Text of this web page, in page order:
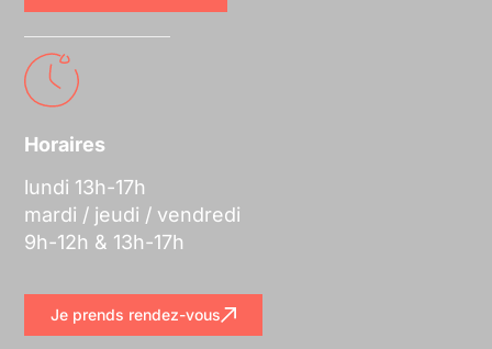
Horaires
lundi 13h-17h
mardi / jeudi / vendredi
9h-12h & 13h-17h
Je prends rendez-vous